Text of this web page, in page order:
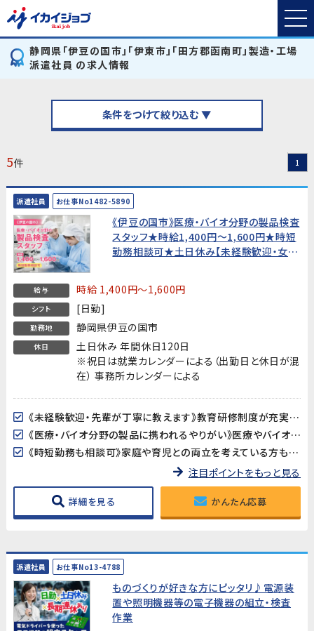
静岡県「伊豆の国市」「伊東市」「田方郡函南町」製造・工場
派遣社員 の求人情報
条件をつけて絞り込む ▼
5件 1
派遣社員 お仕事No1482-5890
《伊豆の国市》医療・バイオ分野の製品検査
スタッフ★時給1,400円〜1,600円★時短
勤務相談可★土日休み【未経験歓迎・女性
給与 時給 1,400円～1,600円
シフト [日勤]
勤務地 静岡県伊豆の国市
休日
土日休み 年間休日120日
※祝日は就業カレンダーによる（出勤日と休日が混
在） 事務所カレンダーによる
《未経験歓迎・先輩が丁寧に教えます》教育研修制度が充実しているので、製造・検査業務が初めての方も安心してスタートできます。アットホームな職場で長く働きやすい環境です。
《医療・バイオ分野の製品に携われるやりがい》医療やバイオ分野で使用されるマイクロ流路チップの品質を守る、社会に貢献できるお仕事です。クリーンルームでの作業で清潔な環境が保たれています。
《時短勤務も相談可》家庭や育児との両立を考えている方も歓迎。時短勤務のご相談に対応しています。家庭都合での休みも取りやすい職場です。
注目ポイントをもっと見る
詳細を見る かんたん応募
派遣社員 お仕事No13-4788
ものづくりが好きな方にピッタリ♪電源装
置や照明機器等の電子機器の組立・検査
作業